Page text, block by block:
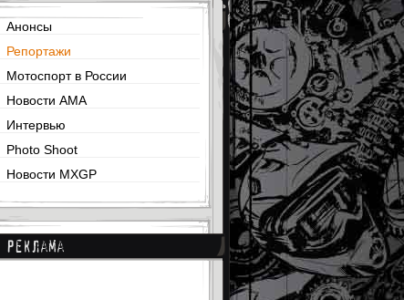
Анонсы
Репортажи
Мотоспорт в России
Новости AMA
Интервью
Photo Shoot
Новости MXGP
Реклама